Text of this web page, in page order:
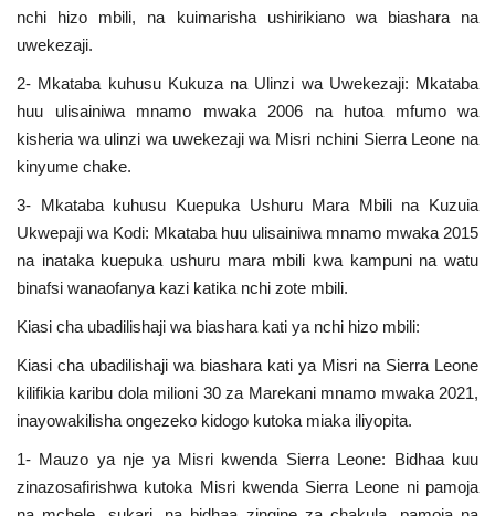
nchi hizo mbili, na kuimarisha ushirikiano wa biashara na
uwekezaji.
2- Mkataba kuhusu Kukuza na Ulinzi wa Uwekezaji: Mkataba
huu ulisainiwa mnamo mwaka 2006 na hutoa mfumo wa
kisheria wa ulinzi wa uwekezaji wa Misri nchini Sierra Leone na
kinyume chake.
3- Mkataba kuhusu Kuepuka Ushuru Mara Mbili na Kuzuia
Ukwepaji wa Kodi: Mkataba huu ulisainiwa mnamo mwaka 2015
na inataka kuepuka ushuru mara mbili kwa kampuni na watu
binafsi wanaofanya kazi katika nchi zote mbili.
Kiasi cha ubadilishaji wa biashara kati ya nchi hizo mbili:
Kiasi cha ubadilishaji wa biashara kati ya Misri na Sierra Leone
kilifikia karibu dola milioni 30 za Marekani mnamo mwaka 2021,
inayowakilisha ongezeko kidogo kutoka miaka iliyopita.
1- Mauzo ya nje ya Misri kwenda Sierra Leone: Bidhaa kuu
zinazosafirishwa kutoka Misri kwenda Sierra Leone ni pamoja